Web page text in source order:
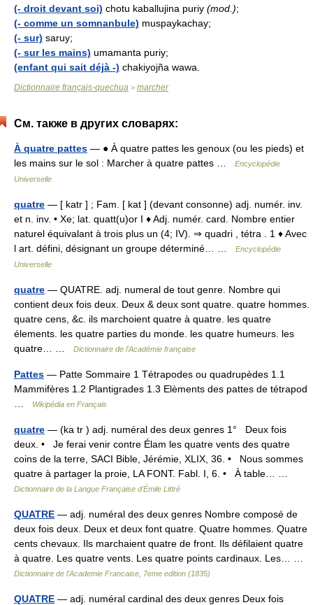
(- droit devant soi) chotu kaballujina puriy (mod.);
(- comme un somnanbule) muspaykachay;
(- sur) saruy;
(- sur les mains) umamanta puriy;
(enfant qui sait déjà -) chakiyojña wawa.
Dictionnaire français-quechua > marcher
См. также в других словарях:
À quatre pattes — ● À quatre pattes les genoux (ou les pieds) et
les mains sur le sol : Marcher à quatre pattes …
Encyclopédie
Universelle
quatre — [ katr ] ; Fam. [ kat ] (devant consonne) adj. numér. inv.
et n. inv. • Xe; lat. quatt(u)or I ♦ Adj. numér. card. Nombre entier
naturel équivalant à trois plus un (4; IV). ⇒ quadri , tétra . 1 ♦ Avec
l art. défini, désignant un groupe déterminé… …
Encyclopédie
Universelle
quatre — QUATRE. adj. numeral de tout genre. Nombre qui
contient deux fois deux. Deux & deux sont quatre. quatre hommes.
quatre cens, &c. ils marchoient quatre à quatre. les quatre
élements. les quatre parties du monde. les quatre humeurs. les
quatre… …
Dictionnaire de l'Académie française
Pattes — Patte Sommaire 1 Tétrapodes ou quadrupèdes 1.1
Mammifères 1.2 Plantigrades 1.3 Elèments des pattes de tétrapod
Wikipédia en Français
quatre — (ka tr ) adj. numéral des deux genres 1° Deux fois
deux. • Je ferai venir contre Élam les quatre vents des quatre
coins de la terre, SACI Bible, Jérémie, XLIX, 36. • Nous sommes
quatre à partager la proie, LA FONT. Fabl. I, 6. • À table… …
Dictionnaire de la Langue Française d'Émile Littré
QUATRE — adj. numéral des deux genres Nombre composé de
deux fois deux. Deux et deux font quatre. Quatre hommes. Quatre
cents chevaux. Ils marchaient quatre de front. Ils défilaient quatre
à quatre. Les quatre vents. Les quatre points cardinaux. Les… …
Dictionnaire de l'Academie Francaise, 7eme edition (1835)
QUATRE — adj. numéral cardinal des deux genres Deux fois